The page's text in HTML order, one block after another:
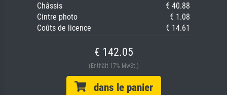
Châssis
€ 40.88
Cintre photo
€ 1.08
Coûts de licence
€ 14.61
€ 142.05
(Enthält 17% MwSt.)
dans le panier